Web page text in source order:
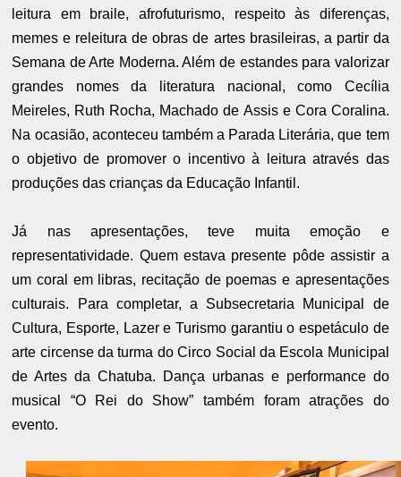
leitura em braile, afrofuturismo, respeito às diferenças,
memes e releitura de obras de artes brasileiras, a partir da
Semana de Arte Moderna. Além de estandes para valorizar
grandes nomes da literatura nacional, como Cecília
Meireles, Ruth Rocha, Machado de Assis e Cora Coralina.
Na ocasião, aconteceu também a Parada Literária, que tem
o objetivo de promover o incentivo à leitura através das
produções das crianças da Educação Infantil.
Já nas apresentações, teve muita emoção e
representatividade. Quem estava presente pôde assistir a
um coral em libras, recitação de poemas e apresentações
culturais. Para completar, a Subsecretaria Municipal de
Cultura, Esporte, Lazer e Turismo garantiu o espetáculo de
arte circense da turma do Circo Social da Escola Municipal
de Artes da Chatuba. Dança urbanas e performance do
musical “O Rei do Show” também foram atrações do
evento.